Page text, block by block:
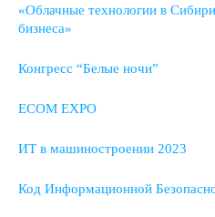
«Облачные технологии в
бизнеса»
Конгресс “Белые ночи”
ECOM EXPO
ИТ в машиностроении 2023
Код Информационной